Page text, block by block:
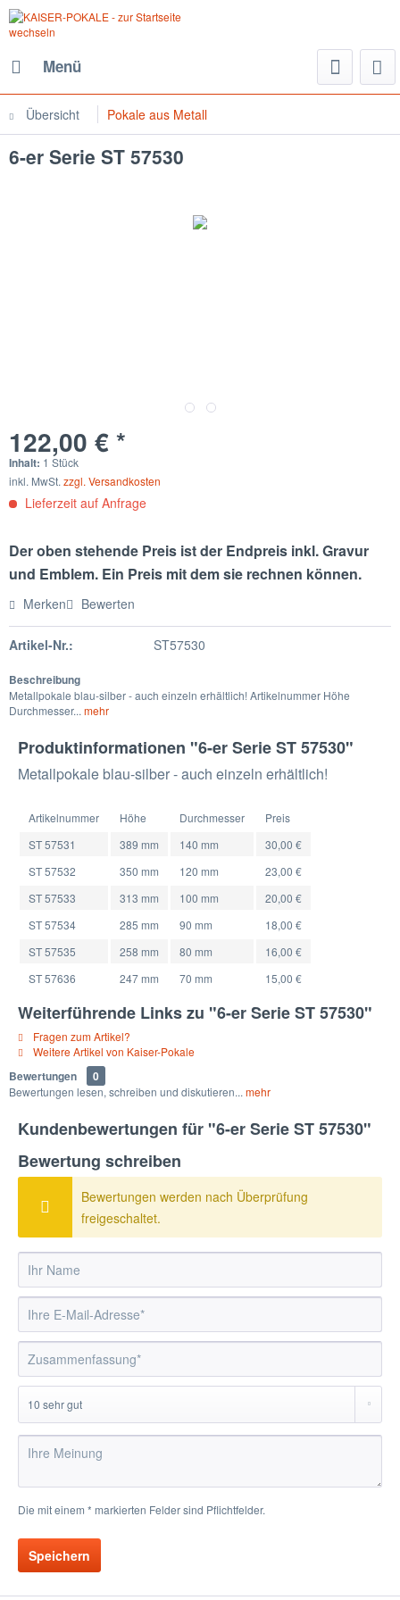
Menü
Übersicht Pokale aus Metall
6-er Serie ST 57530
122,00 € *
Inhalt: 1 Stück
inkl. MwSt. zzgl. Versandkosten
Lieferzeit auf Anfrage
Der oben stehende Preis ist der Endpreis inkl. Gravur
und Emblem. Ein Preis mit dem sie rechnen können.
Merken Bewerten
Artikel-Nr.: ST57530
Beschreibung
Metallpokale blau-silber - auch einzeln erhältlich! Artikelnummer Höhe
Durchmesser... mehr
Produktinformationen "6-er Serie ST 57530"
Metallpokale blau-silber - auch einzeln erhältlich!
Artikelnummer Höhe Durchmesser
Preis
ST 57531
389 mm 140 mm
30,00 €
ST 57532
350 mm 120 mm
23,00 €
ST 57533
313 mm 100 mm
20,00 €
ST 57534
285 mm 90 mm
18,00 €
ST 57535
258 mm 80 mm
16,00 €
ST 57636
247 mm 70 mm 15,00 €
Weiterführende Links zu "6-er Serie ST 57530"
Fragen zum Artikel?
Weitere Artikel von Kaiser-Pokale
Bewertungen 0
Bewertungen lesen, schreiben und diskutieren... mehr
Kundenbewertungen für "6-er Serie ST 57530"
Bewertung schreiben
Bewertungen werden nach Überprüfung
freigeschaltet.
Die mit einem * markierten Felder sind Pflichtfelder.
Speichern